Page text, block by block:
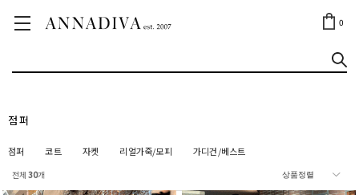
0
ANNA JEWELRY
점퍼
점퍼 코트 자켓 리얼가죽/모피 가디건/베스트
전체 30개